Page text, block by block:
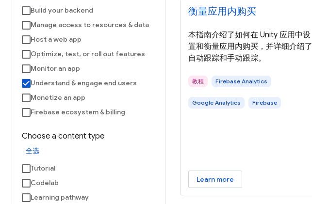
Build your backend
Manage access to resources & data
Host a web app
Optimize, test, or roll out features
Monitor an app
Understand & engage end users
Monetize an app
Firebase ecosystem & billing
Choose a content type
全选
Tutorial
Codelab
Learning pathway
衡量应用内购买
本指南介绍了如何在 Unity 应用中设
置和衡量应用内购买，并详细介绍了
自动跟踪和手动跟踪。
教程 Firebase Analytics
Google Analytics Firebase
Learn more